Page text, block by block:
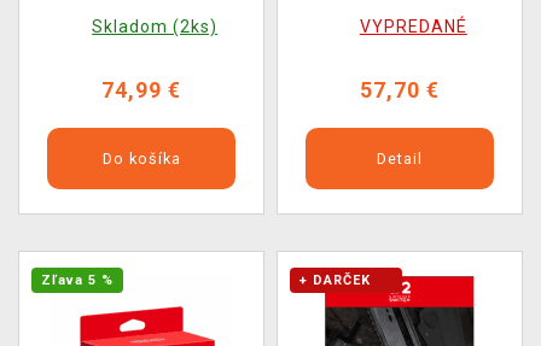
Skladom (2ks)
74,99 €
Do košíka
VYPREDANÉ
57,70 €
Detail
Zľava 5 % + DARČEK